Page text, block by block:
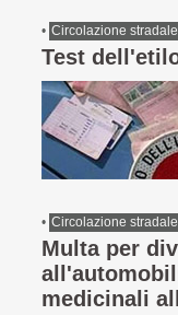
• Circolazione stradale
Test
• Circolazione stradale
Multa per
medicinali